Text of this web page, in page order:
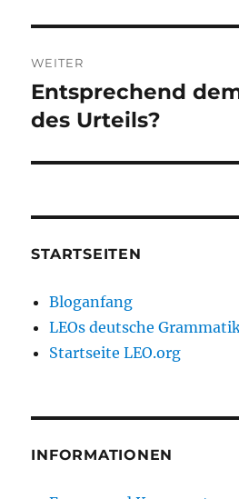
WEITER
Nächster
Beitrag:
Entsprechend
des Urteils?
STARTSEITEN
Bloganfang
LEOs deutsche
Startseite LEO.org
INFORMATIONEN